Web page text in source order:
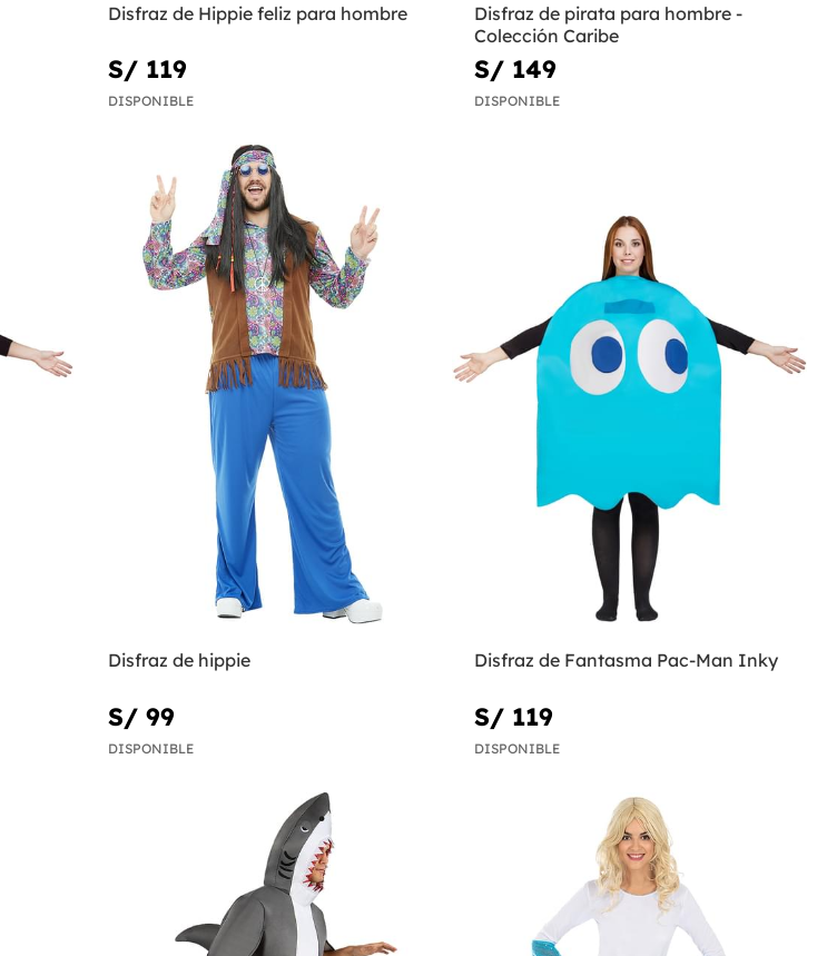
Disfraz de Hippie feliz para hombre
S/ 119
DISPONIBLE
Disfraz de pirata para hombre -
Colección Caribe
S/ 149
DISPONIBLE
Disfraz de hippie
S/ 99
DISPONIBLE
Disfraz de Fantasma Pac-Man Inky
S/ 119
DISPONIBLE